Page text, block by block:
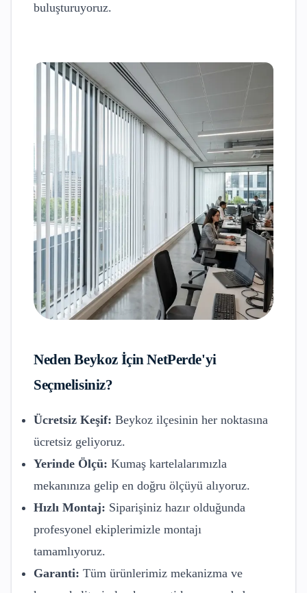
buluşturuyoruz.
NedenBeykozİçin NetPerde'yi
Seçmelisiniz?
Ücretsiz Keşif: Beykoz ilçesinin her noktasına
ücretsiz geliyoruz.
Yerinde Ölçü: Kumaş kartelalarımızla
mekanınıza gelip en doğru ölçüyü alıyoruz.
Hızlı Montaj: Siparişiniz hazır olduğunda
profesyonel ekiplerimizle montajı
tamamlıyoruz.
Garanti: Tüm ürünlerimiz mekanizma ve